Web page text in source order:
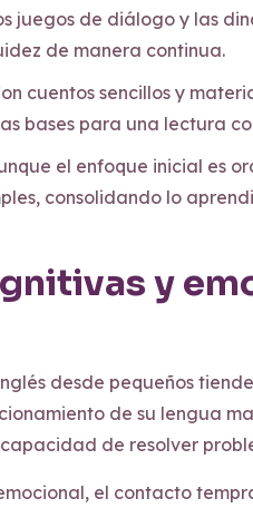
juegos de diálogo y las
de manera continua.
cuentos sencillos y
bases para una lectura
el enfoque inicial es
consolidando lo
y
desde pequeños
de su lengua
de resolver
el contacto